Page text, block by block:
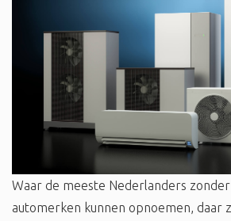
Waar de meeste Nederlanders
automerken kunnen opnoemen, daar